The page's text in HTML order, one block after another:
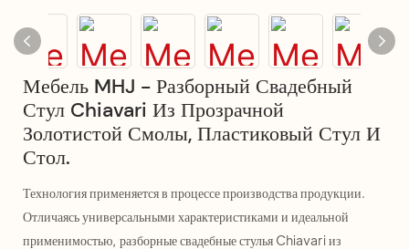
Мебель MHJ - Разборный Свадебный
Стул Chiavari Из Прозрачной
Золотистой Смолы, Пластиковый Стул И
Стол.
Технология применяется в процессе производства продукции.
Отличаясь универсальными характеристиками и идеальной
применимостью, разборные свадебные стулья Chiavari из